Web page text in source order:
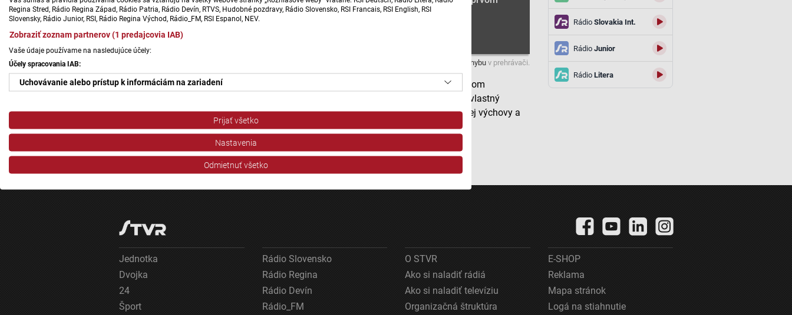
Regina Stred, Rádio Regina Západ, Rádio Patria, Rádio Devín, RTVS, Hudobné pozdravy, Rádio Slovensko, RSI Francais, RSI English, RSI
Slovensky, Rádio Junior, RSI, Rádio Regina Východ, Rádio_FM, RSI Espanol, NEV.
Zobraziť zoznam partnerov (1 predajcovia IAB)
Vaše údaje používame na nasledujúce účely:
Účely spracovania IAB:
Uchovávanie alebo prístup k informáciám na zariadení
Vytvoriť profily pre personalizovanú reklamu
Použiť profily na výber personalizovanej reklamy
Meranie výkonnosti reklamy
Meranie výkonnosti obsahu
Pochopiť cieľové skupiny na základe štatistík alebo spájania údajov z rôznych zdrojov
Vývoj a zlepšovanie služieb
Prijať všetko
Nastavenia
Odmietnuť všetko
stupni ZŠ
Nahláste nám chybu v prehrávači.
Občianske združenie SportInstitute je riadnym členom
Slovenskej plaveckej federácie a má vypracovaný vlastný
systém práce s deťmi schváleným Fakultou telesnej výchovy a
športu Univerzity Komenského.
Autor: Mária Babinská
RádioSlovakia Int.
RádioJunior
RádioLitera
Jednotka
Dvojka
24
Šport
Rádio Slovensko
Rádio Regina
Rádio Devín
Rádio_FM
O STVR
Ako si naladiť rádiá
Ako si naladiť televíziu
Organizačná štruktúra
E-SHOP
Reklama
Mapa stránok
Logá na stiahnutie